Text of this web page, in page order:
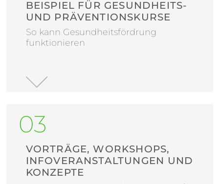
BEISPIEL FÜR GESUNDHEITS-
UND PRÄVENTIONSKURSE
So kann Gesundheitsfördrung
funktionieren
VORTRÄGE, WORKSHOPS,
INFOVERANSTALTUNGEN UND
KONZEPTE